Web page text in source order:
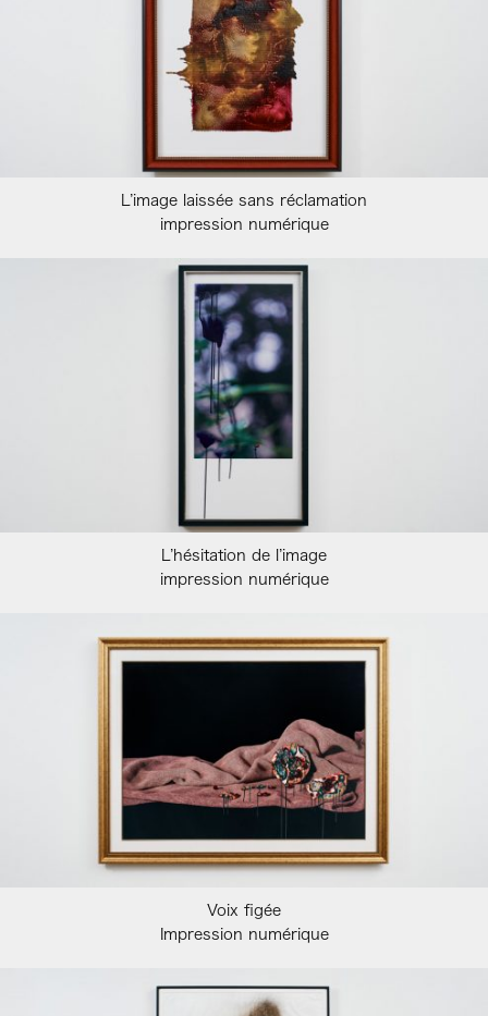
L’image laissée sans réclamation
impression numérique
L’hésitation de l’image
impression numérique
Voix figée
Impression numérique